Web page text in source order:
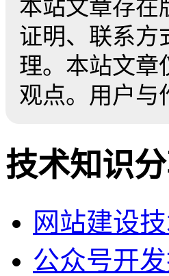
本站文章存在
证明、联系方
理。本站文章
观点。用户与
技术知识
网站建设
公众号开